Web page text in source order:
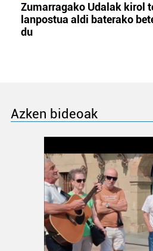
Zumarragako Udalak kirol
lanpostua aldi baterako
du
Azken bideoak